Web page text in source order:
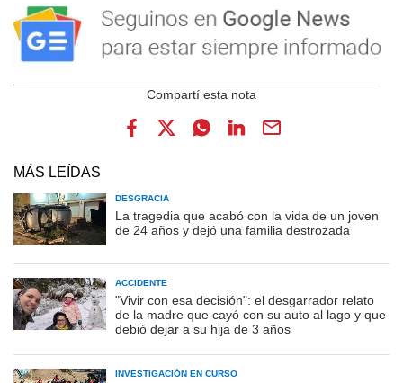
MÁS LEÍDAS
DESGRACIA
La tragedia que acabó con la vida de un joven
de 24 años y dejó una familia destrozada
ACCIDENTE
"Vivir con esa decisión": el desgarrador relato
de la madre que cayó con su auto al lago y que
debió dejar a su hija de 3 años
INVESTIGACIÓN EN CURSO